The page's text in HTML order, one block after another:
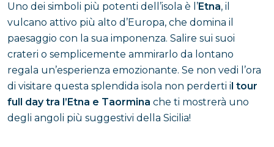
Uno dei simboli più potenti dell’isola è l’Etna, il
vulcano attivo più alto d’Europa, che domina il
paesaggio con la sua imponenza. Salire sui suoi
crateri o semplicemente ammirarlo da lontano
regala un’esperienza emozionante. Se non vedi l’ora
di visitare questa splendida isola non perderti il tour
full day tra l’Etna e Taormina che ti mostrerà uno
degli angoli più suggestivi della Sicilia!